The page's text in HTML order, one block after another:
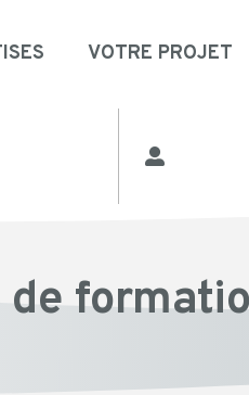
VOTRE PROJET